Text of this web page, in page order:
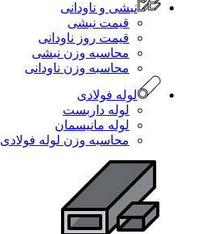
نبشی و ناودانی
قیمت نبشی
قیمت روز ناودانی
محاسبه وزن نبشی
محاسبه وزن ناودانی
لوله فولادی
لوله داربست
لوله مانیسمان
محاسبه وزن لوله فولادی